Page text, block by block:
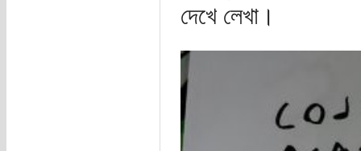
দেখে লেখা।